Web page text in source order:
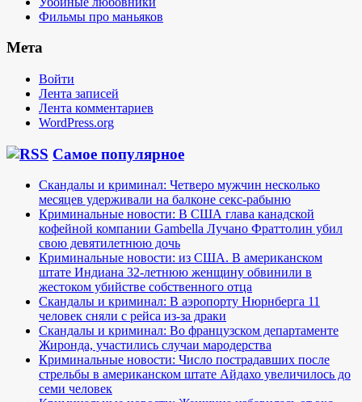
Фильмы про маньяков
Мета
Войти
Лента записей
Лента комментариев
WordPress.org
Самое популярное
Скандалы и криминал: Четверо мужчин несколько
месяцев удерживали на балконе секс-рабыню
Криминальные новости: В США глава канадской
кофейной компании Gambella Лучано Фраттолин убил
свою девятилетнюю дочь
Криминальные новости: из США. В американском
штате Индиана 32-летнюю женщину обвинили в
жестоком убийстве собственного отца
Скандалы и криминал: В аэропорту Нюрнберга 11
человек сняли с рейса из-за драки
Скандалы и криминал: Во французском департаменте
Жиронда, участились случаи мародерства
Криминальные новости: Число пострадавших после
стрельбы в американском штате Айдахо увеличилось до
семи человек